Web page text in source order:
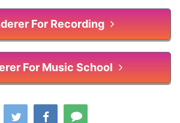
For Recording
For Music School